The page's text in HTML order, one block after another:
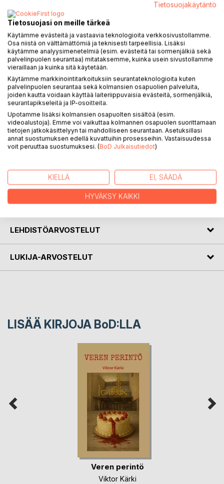
Romaani KOIRANELÄMÄÄ kertoo yksinäisestä miehestä,
jonka elämässä kaikki tuntui olevan kohdallaan. Ainakin
päällisin puolin. Viimein eukko kuolee ja ihana maalaiselämä
Lieksa-nimisessä pikkukaupungissa Pohjois-Karjalan
sydämessä päättyy kuin veitsellä leikaten. Syynä tähän on
vaimon kuolema, pari onnettomuutta syysliukkailla
rantasaunan portailla ja kierot lapset. Ja onko lisänä myös
synnynnäiset ongelmat väärässä paikassa? Lapset haluavat
isänsä Espooseen asumaan. Siellä olisivat hänen lapsensa
pitämässä vanhasta isästä huolta. Vai tavoittelevatko nämä
ainoastaan perintöä? Mitä perintöä?Onko perintöä lopulta
olemassakaan?
Entä onko edes lapsia olemassa? Onki päähenkilöllä
viirannut päässä jo lapsesta saakka? Vai viiraako
kanssaeläjillä pahemmin?
KIRJAILIJA
LEHDISTÖARVOSTELUT
LUKIJA-ARVOSTELUT
LISÄÄ KIRJOJA BoD:LLA
Veren perintö
Viktor Kärki
Tietosuojakäytäntö
Tietosuojasi on meille tärkeä
Käytämme evästeitä ja vastaavia teknologioita verkkosivustollamme.
Osa niistä on välttämättömiä ja teknisesti tarpeellisia. Lisäksi
käytämme analyysimenetelmiä (esim. evästeitä tai sormenjälkiä sekä
palvelinpuolen seurantaa) mitataksemme, kuinka usein sivustollamme
vieraillaan ja kuinka sitä käytetään.
Käytämme markkinointitarkoituksiin seurantateknologioita kuten
palvelinpuolen seurantaa sekä kolmansien osapuolien palveluita,
joiden kautta voidaan käyttää laiteriippuvaisia evästeitä, sormenjälkiä,
seurantapikseleitä ja IP-osoitteita.
Upotamme lisäksi kolmansien osapuolten sisältöä (esim.
videoalustoja). Emme voi vaikuttaa kolmannen osapuolen suorittamaan
tietojen jatkokäsittelyyn tai mahdolliseen seurantaan. Asetuksillasi
annat suostumuksen edellä kuvattuihin prosesseihin. Vastaisuudessa
voit peruuttaa suostumuksesi. (BoD Julkaisutiedot)
KIELLÄ EI, SÄÄDÄ
HYVÄKSY KAIKKI